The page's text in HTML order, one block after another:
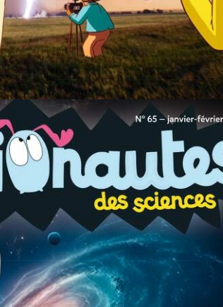
un
Un dépliant géant
Des jeux et une BD